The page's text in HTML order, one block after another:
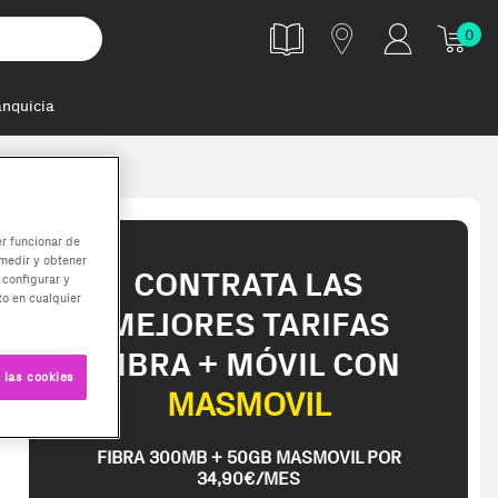
0
CONTRATA LAS
MEJORES TARIFAS
FIBRA + MÓVIL CON
MASMOVIL
FIBRA 300MB + 50GB MASMOVIL POR
34,90€/MES
funcionar de
y obtener
y
en cualquier
cookies